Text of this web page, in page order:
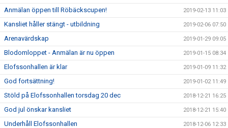
Anmälan öppen till Röbäckscupen! 2019-02-13 11:03
Kansliet håller stängt - utbildning 2019-02-06 07:50
Arenavärdskap 2019-01-29 09:05
Blodomloppet - Anmälan är nu öppen 2019-01-15 08:34
Elofssonhallen är klar 2019-01-09 11:32
God fortsättning! 2019-01-02 11:49
Stöld på Elofssonhallen torsdag 20 dec 2018-12-21 16:25
God jul önskar kansliet 2018-12-21 15:40
Underhåll Elofssonhallen 2018-12-06 12:33